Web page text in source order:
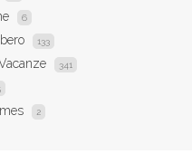
6
133
341
2